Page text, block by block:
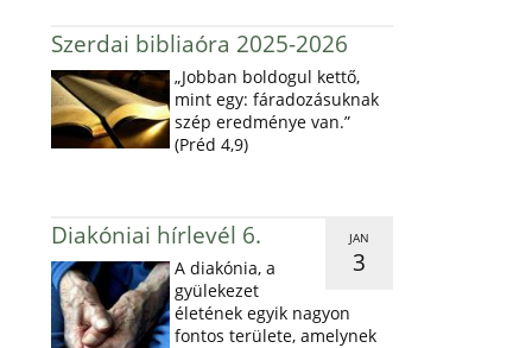
Szerdai bibliaóra 2025-2026
„Jobban boldogul kettő,
mint egy: fáradozásuknak
szép eredménye van.”
(Préd 4,9)
JAN
3
Diakóniai hírlevél 6.
A diakónia, a
gyülekezet
életének egyik nagyon
fontos területe, amelynek